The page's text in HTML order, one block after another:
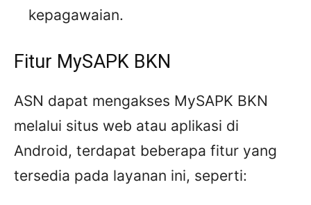
kepagawaian.
Fitur MySAPK BKN
ASN dapat mengakses MySAPK BKN
melalui situs web atau aplikasi di
Android, terdapat beberapa fitur yang
tersedia pada layanan ini, seperti: